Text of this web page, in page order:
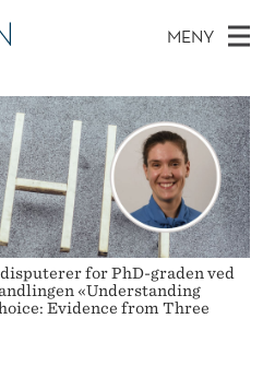
MENY
for PhD-graden ved
«Understanding
Evidence from Three